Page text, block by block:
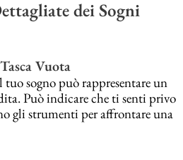
dei Sogni
Vuota
tuo sogno può rappresentare un
Può indicare che ti senti privo
gli strumenti per affrontare una